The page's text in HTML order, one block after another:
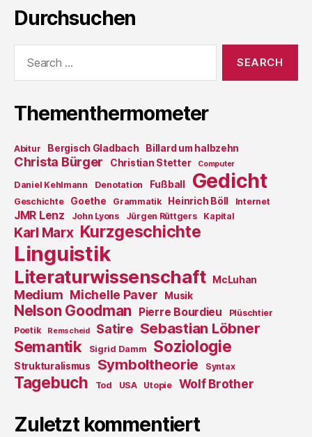
Durchsuchen
Thementhermometer
Abitur Bergisch Gladbach Billard um halbzehn
Christa Bürger Christian Stetter Computer
Daniel Kehlmann Denotation Fußball Gedicht
Geschichte Goethe Grammatik Heinrich Böll Internet
JMR Lenz John Lyons Jürgen Rüttgers Kapital
Karl Marx Kurzgeschichte
Linguistik
Literaturwissenschaft McLuhan
Medium Michelle Paver Musik
Nelson Goodman Pierre Bourdieu
Plüschtier
Poetik
Remscheid Satire Sebastian Löbner
Semantik Sigrid Damm Soziologie
Strukturalismus Symboltheorie Syntax
Tagebuch Tod USA Utopie Wolf Brother
Zuletzt kommentiert